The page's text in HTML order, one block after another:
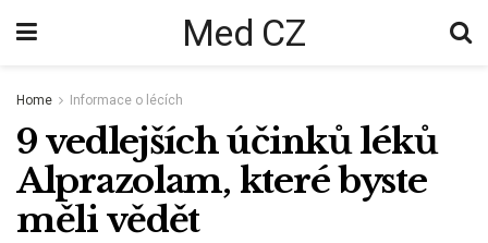
Med CZ
Home Informace o lécích
9 vedlejších účinků léků
Alprazolam, které byste
měli vědět